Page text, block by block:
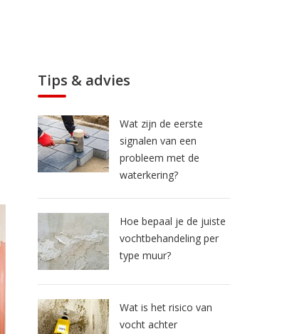
Tips & advies
Wat zijn de eerste
signalen van een
probleem met de
waterkering?
Hoe bepaal je de juiste
vochtbehandeling per
type muur?
Wat is het risico van
vocht achter